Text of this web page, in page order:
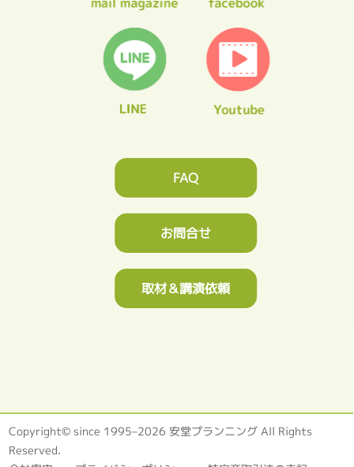
FAQ
お問合せ
取材＆講演依頼
Copyright© since 1995–2026 安堂プランニング All Rights
Reserved.